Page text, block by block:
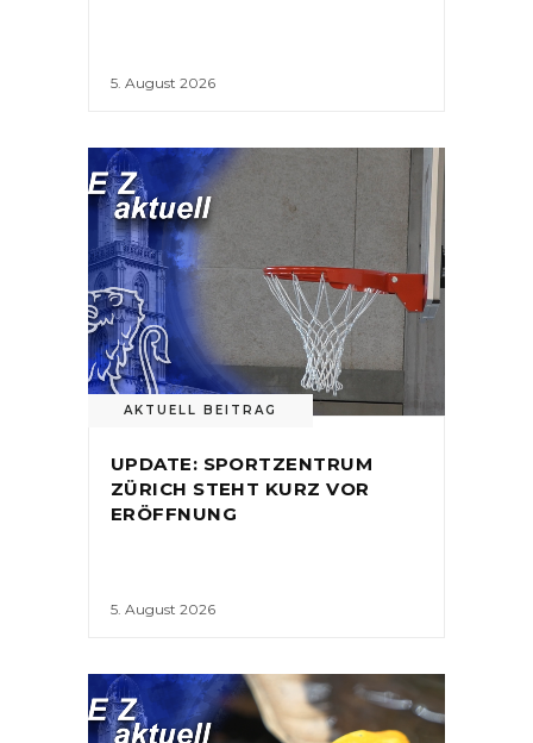
5. August 2026
AKTUELL BEITRAG
UPDATE: SPORTZENTRUM
ZÜRICH STEHT KURZ VOR
ERÖFFNUNG
5. August 2026